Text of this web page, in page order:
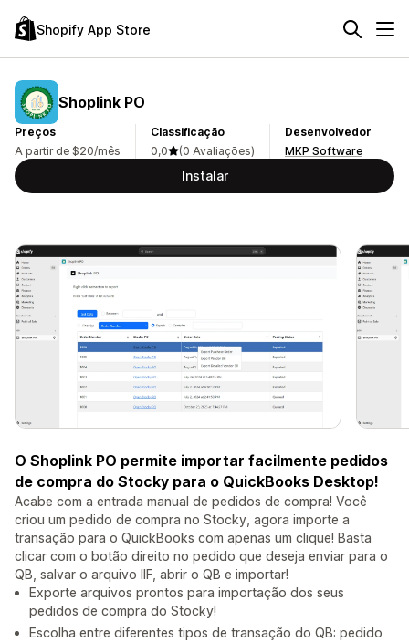
Shopify App Store
Shoplink PO
Preços
A partir de $20/mês
Classificação
0,0
(0 Avaliações)
Desenvolvedor
MKP Software
Instalar
O Shoplink PO permite importar facilmente pedidos
de compra do Stocky para o QuickBooks Desktop!
Acabe com a entrada manual de pedidos de compra! Você
criou um pedido de compra no Stocky, agora importe a
transação para o QuickBooks com apenas um clique! Basta
clicar com o botão direito no pedido que deseja enviar para o
QB, salvar o arquivo IIF, abrir o QB e importar!
Exporte arquivos prontos para importação dos seus
pedidos de compra do Stocky!
Escolha entre diferentes tipos de transação do QB: pedido